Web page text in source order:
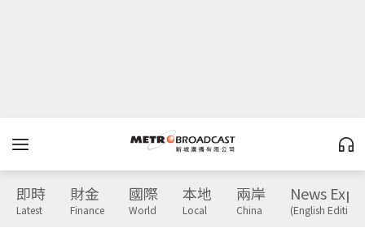
即時
Latest
財金
Finance
國際
World
本地
Local
兩岸
China
News
(English Edition)